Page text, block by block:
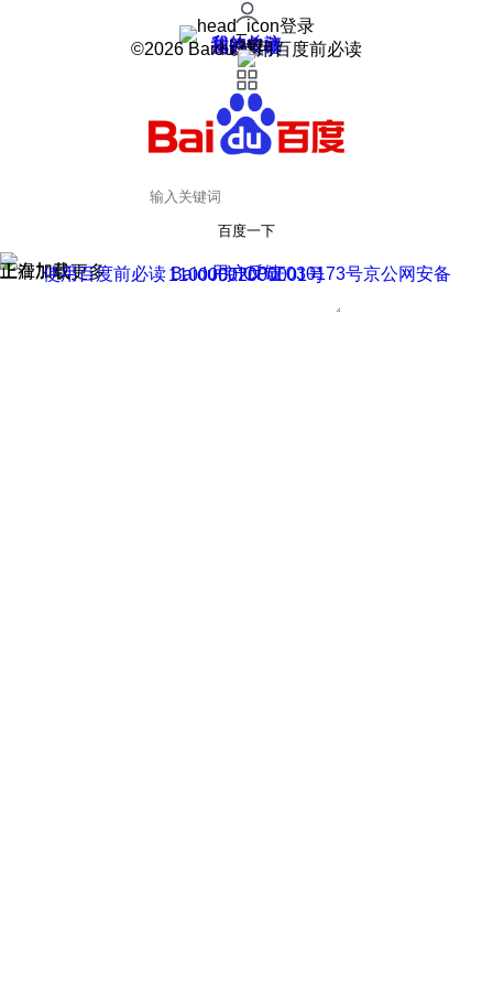
登录
我的关注
我的收藏
皮肤中心
用户反馈
设置
©2026 Baidu 使用百度前必读
百度一下
正在加载
上滑加载更多 用户反馈
使用百度前必读 Baidu 京ICP证030173号
京公网安备11000002000001号